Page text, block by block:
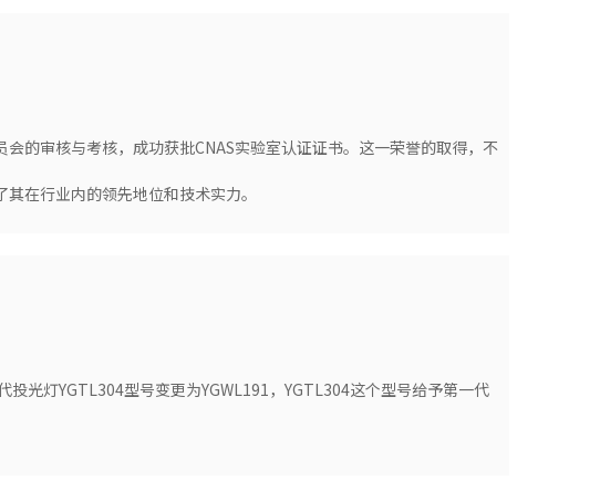
的审核与考核，成功获批CNAS实验室认证证书。这一荣誉的取得，不
在行业内的领先地位和技术实力。
光灯YGTL304型号变更为YGWL191，YGTL304这个型号给予第一代